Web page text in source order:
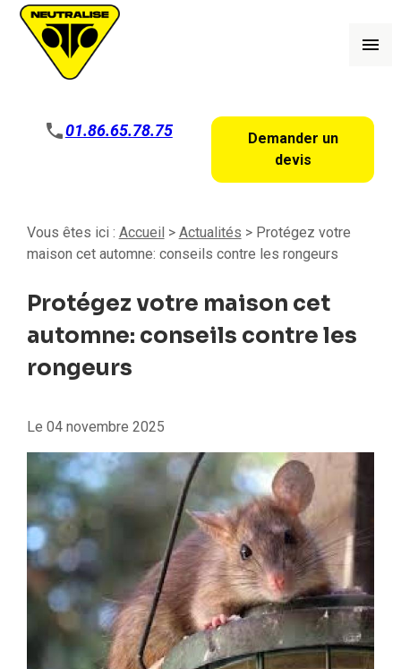
menu
phone01.86.65.78.75
Demander un
devis
Vous êtes ici : Accueil > Actualités > Protégez votre
maison cet automne: conseils contre les rongeurs
Protégez votre maison cet
automne: conseils contre les
rongeurs
Le 04 novembre 2025
Panneau de gestion des cookies